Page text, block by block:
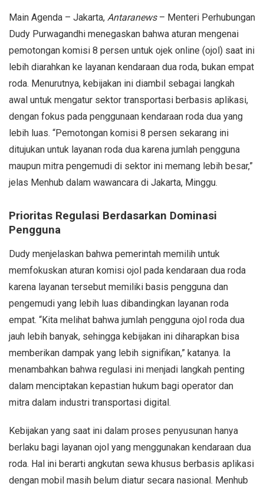
Main Agenda – Jakarta, Antaranews– Menteri Perhubungan
Dudy Purwagandhi menegaskan bahwa aturan mengenai
pemotongan komisi 8 persen untuk ojek online (ojol) saat ini
lebih diarahkan ke layanan kendaraan dua roda, bukan empat
roda. Menurutnya, kebijakan ini diambil sebagai langkah
awal untuk mengatur sektor transportasi berbasis aplikasi,
dengan fokus pada penggunaan kendaraan roda dua yang
lebih luas. “Pemotongan komisi 8 persen sekarang ini
ditujukan untuk layanan roda dua karena jumlah pengguna
maupun mitra pengemudi di sektor ini memang lebih besar,”
jelas Menhub dalam wawancara di Jakarta, Minggu.
Prioritas Regulasi Berdasarkan Dominasi
Pengguna
Dudy menjelaskan bahwa pemerintah memilih untuk
memfokuskan aturan komisi ojol pada kendaraan dua roda
karena layanan tersebut memiliki basis pengguna dan
pengemudi yang lebih luas dibandingkan layanan roda
empat. “Kita melihat bahwa jumlah pengguna ojol roda dua
jauh lebih banyak, sehingga kebijakan ini diharapkan bisa
memberikan dampak yang lebih signifikan,” katanya. Ia
menambahkan bahwa regulasi ini menjadi langkah penting
dalam menciptakan kepastian hukum bagi operator dan
mitra dalam industri transportasi digital.
Kebijakan yang saat ini dalam proses penyusunan hanya
berlaku bagi layanan ojol yang menggunakan kendaraan dua
roda. Hal ini berarti angkutan sewa khusus berbasis aplikasi
dengan mobil masih belum diatur secara nasional. Menhub